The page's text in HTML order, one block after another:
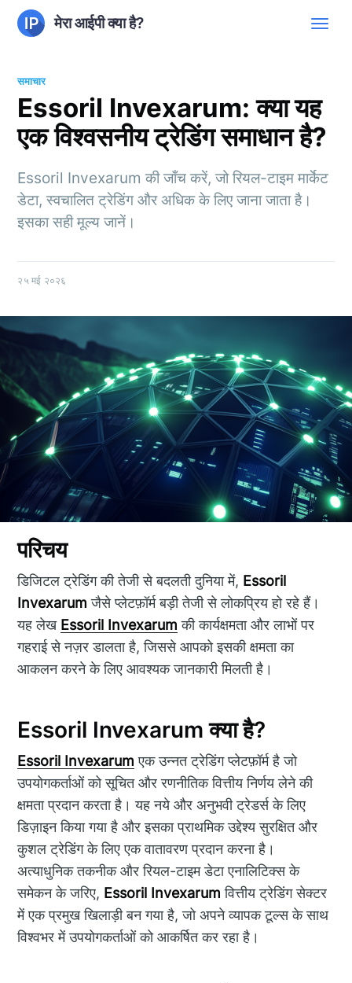
मेरा आईपी क्या है?
समाचार
Essoril Invexarum: क्या यह
एक विश्वसनीय ट्रेडिंग समाधान है?
Essoril Invexarum की जाँच करें, जो रियल-टाइम मार्केट
डेटा, स्वचालित ट्रेडिंग और अधिक के लिए जाना जाता है।
इसका सही मूल्य जानें।
२५ मई २०२६
परिचय
डिजिटल ट्रेडिंग की तेजी से बदलती दुनिया में, Essoril
Invexarum जैसे प्लेटफ़ॉर्म बड़ी तेजी से लोकप्रिय हो रहे हैं।
यह लेख Essoril Invexarum की कार्यक्षमता और लाभों पर
गहराई से नज़र डालता है, जिससे आपको इसकी क्षमता का
आकलन करने के लिए आवश्यक जानकारी मिलती है।
Essoril Invexarum क्या है?
Essoril Invexarum एक उन्नत ट्रेडिंग प्लेटफ़ॉर्म है जो
उपयोगकर्ताओं को सूचित और रणनीतिक वित्तीय निर्णय लेने की
क्षमता प्रदान करता है। यह नये और अनुभवी ट्रेडर्स के लिए
डिज़ाइन किया गया है और इसका प्राथमिक उद्देश्य सुरक्षित और
कुशल ट्रेडिंग के लिए एक वातावरण प्रदान करना है।
अत्याधुनिक तकनीक और रियल-टाइम डेटा एनालिटिक्स के
समेकन के जरिए, Essoril Invexarum वित्तीय ट्रेडिंग सेक्टर
में एक प्रमुख खिलाड़ी बन गया है, जो अपने व्यापक टूल्स के साथ
विश्वभर में उपयोगकर्ताओं को आकर्षित कर रहा है।